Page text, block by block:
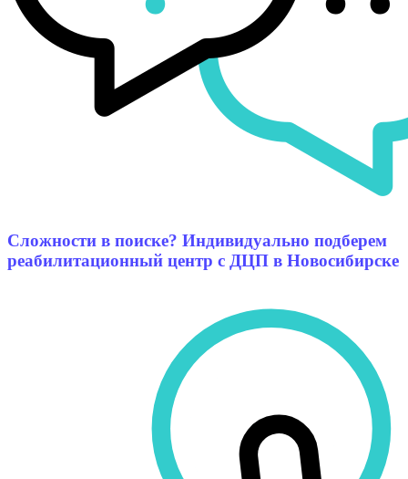
Сложности в поиске? Индивидуально подберем
реабилитационный центр с ДЦП в Новосибирске